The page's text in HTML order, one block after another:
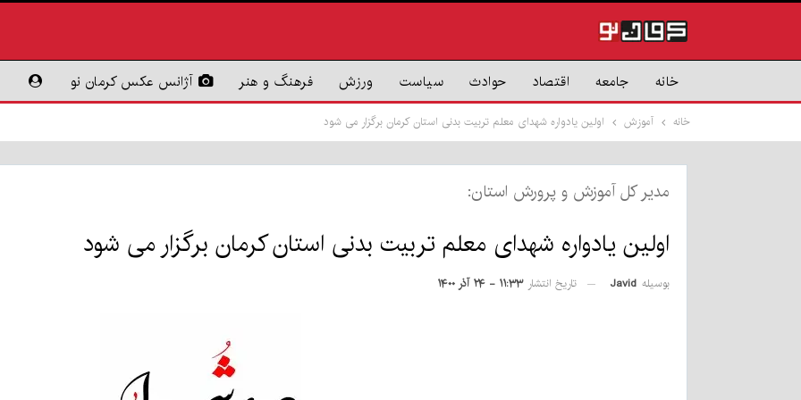
خانه جامعه اقتصاد حوادث سیاست ورزش فرهنگ و هنر آژانس عکس کرمان نو
خانه آموزش اولین یادواره شهدای معلم تربیت بدنی استان کرمان برگزار می شود
مدیر کل آموزش و پرورش استان:
اولین یادواره شهدای معلم تربیت بدنی استان کرمان برگزار می شود
بوسیله Javid تاریخ انتشار ۱۱:۳۳ - ۲۴ آذر ۱۴۰۰